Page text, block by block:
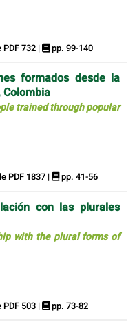
732 | pp. 99-140
formados desde la
trained through popular
PDF 1837 | pp. 41-56
con las plurales
with the plural forms of
503 | pp. 73-82